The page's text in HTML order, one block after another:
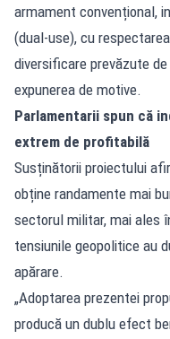
armament convențional,
(dual-use), cu
diversificare prevăzute
expunerea de motive.
Parlamentarii spun că
extrem de profitabilă
Susținătorii proiectului
obține randamente mai
sectorul militar, mai ales
tensiunile geopolitice au
apărare.
„Adoptarea prezentei
producă un dublu efect